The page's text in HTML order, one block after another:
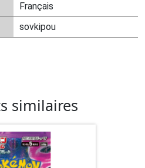
Français
sovkipou
similaires